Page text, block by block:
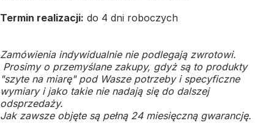
Termin realizacji: do 4 dni roboczych
Zamówienia indywidualnie nie podlegają zwrotowi.
Prosimy o przemyślane zakupy, gdyż są to produkty
"szyte na miarę" pod Wasze potrzeby i specyficzne
wymiary i jako takie nie nadają się do dalszej
odsprzedaży.
Jak zawsze objęte są pełną 24 miesięczną gwarancję.